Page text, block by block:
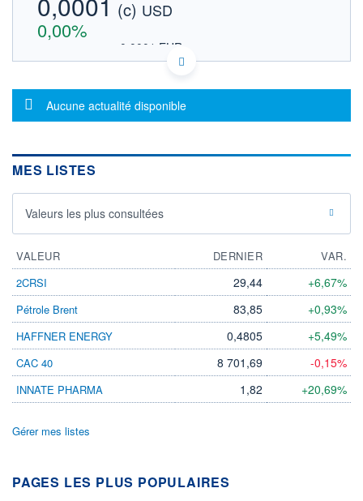
(c) USD
0,00%
0,0001 EUR
DONNÉES TEMPS DIFFÉRÉ
Politique d'exécution
Cotation sur les autres places
0,0000
0,0000 0,0000
VOLUME
0 0,00%
VALORISATION
0,0000
LIMITE À LA
0,0000
ESTIMÉ 2026
- -
DERNIER
ÉCHANGE
06.10.25 / 15:32:08
ÉLIGIBILITÉ
Non éligible
+ PORTEFEUILLE
Message d'information
Aucune actualité disponible
MES LISTES
Valeurs les plus consultées
VALEUR DERNIER
VAR.
2CRSI
29,44 +6,67%
Pétrole Brent 83,85 +0,93%
HAFFNER ENERGY 0,4805 +5,49%
CAC 40 8 701,69 -0,15%
INNATE PHARMA 1,82 +20,69%
Gérer mes listes
PAGES LES PLUS POPULAIRES